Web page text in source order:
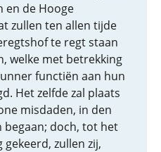
en de Hooge
zullen ten allen tijde
te regt staan
welke met betrekking
functiën aan hun
Het zelfde zal plaats
misdaden, in den
doch, tot het
zullen zij,